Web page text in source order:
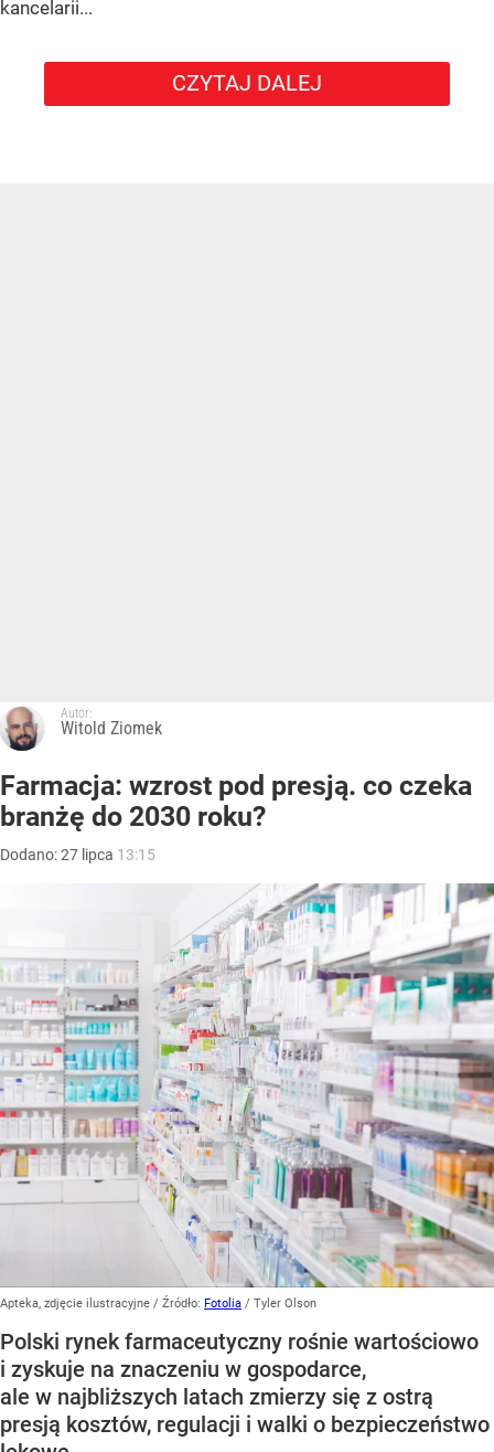
kancelarii...
CZYTAJ DALEJ
Autor:
Witold Ziomek
Farmacja: wzrost pod presją. co czeka
branżę do 2030 roku?
Dodano:27 lipca 13:15
Apteka, zdjęcie ilustracyjne / Źródło: Fotolia / Tyler Olson
Polski rynek farmaceutyczny rośnie wartościowo
i zyskuje na znaczeniu w gospodarce,
ale w najbliższych latach zmierzy się z ostrą
presją kosztów, regulacji i walki o bezpieczeństwo